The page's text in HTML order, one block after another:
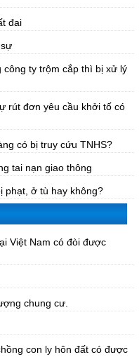
đai
công ty trộm cắp thì bị xử lý
rút đơn yêu cầu khởi tố có
có bị truy cứu TNHS?
tai nạn giao thông
phạt, ở tù hay không?
Việt Nam có đòi được
chung cư.
con ly hôn đất có được